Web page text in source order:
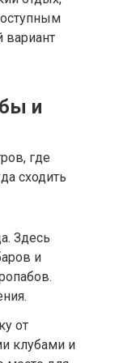
вариант
и
где
сходить
Здесь
и
от
клубами и